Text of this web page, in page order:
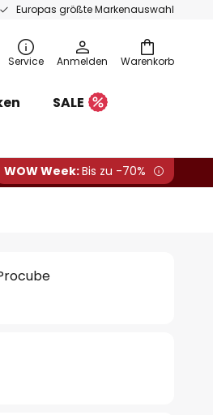
Europas größte Markenauswahl
Warenkorb
Service Anmelden
SALE
WOW Week:Bis zu -70%